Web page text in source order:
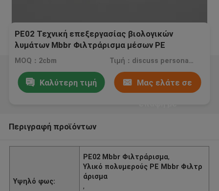
PE02 Τεχνική επεξεργασίας βιολογικών
λυμάτων Mbbr Φιλτράρισμα μέσων PE
Πολυμερές υλικό SBR Τεχνολογία
MOQ：2cbm Τιμή：discuss personally
Καλύτερη τιμή Μας ελάτε σε
Περιγραφή προϊόντων
Υψηλό φως:
PE02 Mbbr Φιλτράρισμα,
Υλικό πολυμερούς PE Mbbr Φιλτρ
άρισμα
,